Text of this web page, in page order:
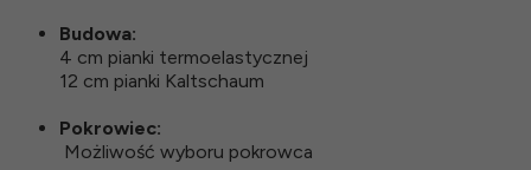
Budowa:
4 cm pianki termoelastycznej
12 cm pianki Kaltschaum
Pokrowiec:
Możliwość wyboru pokrowca